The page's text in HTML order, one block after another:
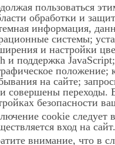
пользоваться
обработки и
информация,
системы;
и настройки
и поддержка
положение;
на сайте;
совершены переходы.
безопасности
cookie следует
вход на сайт.
внимание, что в